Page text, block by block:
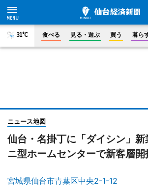
31°C 食べる 見る・遊ぶ 買う 暮ら
ニュース地図
仙台・名掛丁に「ダイシン」
ニ型ホームセンターで新客層開
宮城県仙台市青葉区中央2-1-12